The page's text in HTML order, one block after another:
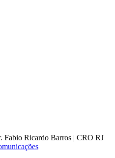
Fabio Ricardo Barros | CRO RJ